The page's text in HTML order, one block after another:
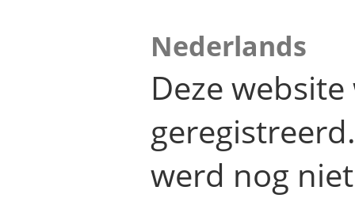
Nederlands
Deze
werd nog